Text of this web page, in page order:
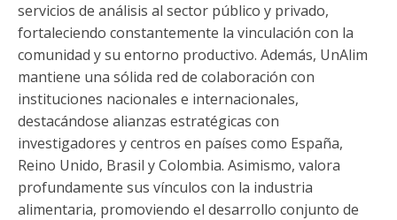
servicios de análisis al sector público y privado,
fortaleciendo constantemente la vinculación con la
comunidad y su entorno productivo. Además, UnAlim
mantiene una sólida red de colaboración con
instituciones nacionales e internacionales,
destacándose alianzas estratégicas con
investigadores y centros en países como España,
Reino Unido, Brasil y Colombia. Asimismo, valora
profundamente sus vínculos con la industria
alimentaria, promoviendo el desarrollo conjunto de